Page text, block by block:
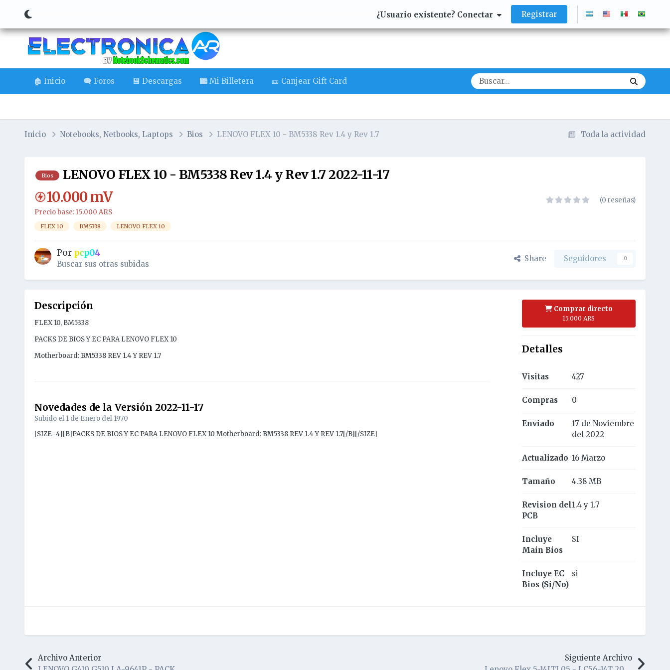
¿Usuario existente? Conectar Registrar
🏚️ Inicio 🗨️ Foros 💾 Descargas Mi Billetera 🎫 Canjear Gift Card
Toda la actividad
Inicio Notebooks, Netbooks, Laptops Bios LENOVO FLEX 10 - BM5338 Rev 1.4 y Rev 1.7
Bios LENOVO FLEX 10 - BM5338 Rev 1.4 y Rev 1.7 2022-11-17
10.000mV
Precio base: 15.000 ARS
FLEX 10 BM5338 LENOVO FLEX 10
(0 reseñas)
Por pcp04
Buscar sus otras subidas
Share Seguidores 0
Descripción
FLEX 10, BM5338
PACKS DE BIOS Y EC PARA LENOVO FLEX 10
Motherboard: BM5338 REV 1.4 Y REV 1.7
Novedades de la Versión 2022-11-17
Subido el 1 de Enero del 1970
[SIZE=4][B]PACKS DE BIOS Y EC PARA LENOVO FLEX 10 Motherboard: BM5338 REV 1.4 Y REV 1.7[/B][/SIZE]
Comprar directo
15.000 ARS
Detalles
Visitas 427
Compras 0
Enviado
17 de Noviembre
del 2022
Actualizado 16 Marzo
Tamaño 4.38 MB
Revision del
PCB
1.4 y 1.7
Incluye
Main Bios
SI
Incluye EC
Bios (Si/No)
si
Archivo Anterior
Siguiente Archivo